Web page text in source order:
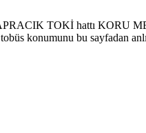
TOKİ hattı KORU
konumunu bu sayfadan